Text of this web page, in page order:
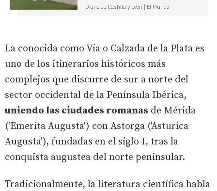
Diario de Castilla y León | El Mundo
La conocida como Vía o Calzada de la Plata es
uno de los itinerarios históricos más
complejos que discurre de sur a norte del
sector occidental de la Península Ibérica,
uniendo las ciudades romanas de Mérida
('Emerita Augusta') con Astorga ('Asturica
Augusta'), fundadas en el siglo I, tras la
conquista augustea del norte peninsular.
Tradicionalmente, la literatura científica habla